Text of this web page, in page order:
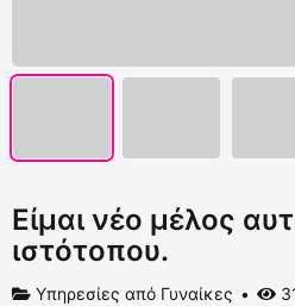
Είμαι νέο μέλος
ιστότοπου.
Υπηρεσίες από Γυναίκες